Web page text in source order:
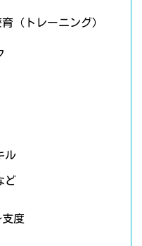
（トレーニング）
ル
ど
度